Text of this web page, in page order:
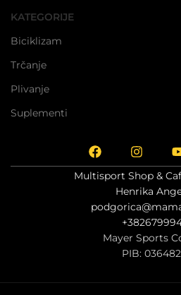
KATEGORIJE
Biciklizam
Trčanje
Plivanje
Suplementi
Multisport Shop &
Henrika
Mayer Sports
PIB: